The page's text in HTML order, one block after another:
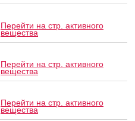
Перейти на стр. активного
вещества
Перейти на стр. активного
вещества
Перейти на стр. активного
вещества